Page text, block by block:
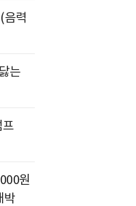
음력
는
원
박